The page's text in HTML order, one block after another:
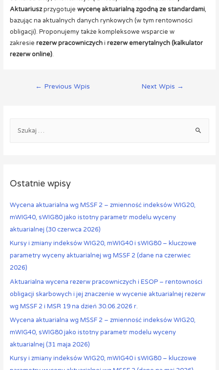
Aktuariuszprzygotuje wycenę aktuarialną zgodną ze standardami,
bazując na aktualnych danych rynkowych (w tym rentowności
obligacji). Proponujemy także kompleksowe wsparcie w
zakresie rezerw pracowniczychi rezerw emerytalnych (kalkulator
rezerw online).
← Previous Wpis Next Wpis →
Ostatnie wpisy
Wycena aktuarialna wg MSSF 2 – zmienność indeksów WIG20,
mWIG40, sWIG80 jako istotny parametr modelu wyceny
aktuarialnej (30 czerwca 2026)
Kursy i zmiany indeksów WIG20, mWIG40 i sWIG80 – kluczowe
parametry wyceny aktuarialnej wg MSSF 2 (dane na czerwiec
2026)
Aktuarialna wycena rezerw pracowniczych i ESOP – rentowności
obligacji skarbowych i jej znaczenie w wycenie aktuarialnej rezerw
wg MSSF 2 i MSR 19 na dzień 30.06.2026 r.
Wycena aktuarialna wg MSSF 2 – zmienność indeksów WIG20,
mWIG40, sWIG80 jako istotny parametr modelu wyceny
aktuarialnej (31 maja 2026)
Kursy i zmiany indeksów WIG20, mWIG40 i sWIG80 – kluczowe